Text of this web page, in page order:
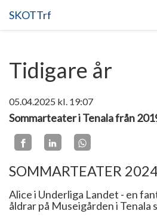
SKOTTrf
Tidigare år
05.04.2025 kl. 19:07
Sommarteater i Tenala från
SOMMARTEATER
Alice i Underliga Landet - en
åldrar på Museigården i Tenala